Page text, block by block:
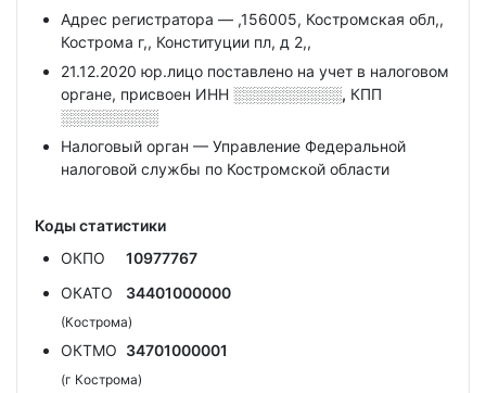
Адрес регистратора — ,156005, Костромская обл,,
Кострома г,, Конституции пл, д 2,,
21.12.2020 юр.лицо поставлено на учет в налоговом
органе, присвоен ИНН ░░░░░░░░░░, КПП
░░░░░░░░░
Налоговый орган — Управление Федеральной
налоговой службы по Костромской области
Коды статистики
ОКПО
10977767
ОКАТО
34401000000
(Кострома)
ОКТМО 34701000001
(г Кострома)